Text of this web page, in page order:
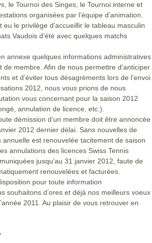
le Tournoi des Singes, le Tournoi interne et
organisées par l’équipe d’animation.
eu le privilège d’accueillir le tableau masculin
Vaudois d’été avec quelques matchs
annexe quelques informations administratives
de membre. Afin de nous permettre d’anticiper
et d’éviter tous désagréments lors de l’envoi
2012, nous vous prions de nous
vous concernant pour la saison 2012
annulation de licence, etc.).
démission d’un membre doit être annoncée
2012 dernier délai. Sans nouvelles de
est renouvelée tacitement de saison
annulations des licences Swiss Tennis
jusqu’au 31 janvier 2012, faute de
renouvelées et facturées.
pour toute information
souhaitons d’ores et déjà nos meilleurs voeux
2011. Au plaisir de vous retrouver en